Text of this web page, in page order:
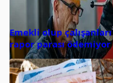
Emekli olup
rapor parası ödemiyor